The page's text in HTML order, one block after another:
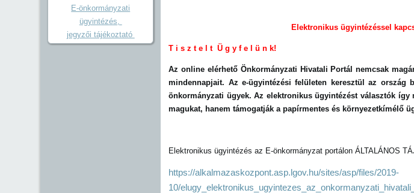
E-önkormányzati
ügyintézés,
jegyzői tájékoztató
Elektronikus ügyintézéssel
T i s z t e l t Ü g y f e l ü n k!
Az online elérhető Önkormányzati Hivatali Portál nemcsak
mindennapjait. Az e-ügyintézési felületen keresztül az ország
önkormányzati ügyek. Az elektronikus ügyintézést választók
magukat, hanem támogatják a papírmentes és környezetkímélő
Elektronikus ügyintézés az E-önkormányzat portálon ÁLTALÁNOS
https://alkalmazaskozpont.asp.lgov.hu/sites/asp/files/2019-
10/